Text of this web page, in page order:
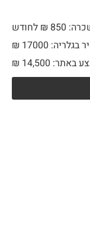
₪ לחודש
17000 ₪
באתר:
₪ 14,500